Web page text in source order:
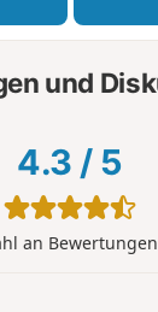
und
4.3 / 5
an